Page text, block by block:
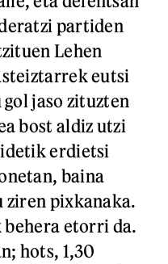
partiden
Lehen
eutsi
jaso zituzten
bost aldiz utzi
erdietsi
baina
pixkanaka.
etorri da.
hots, 1,30